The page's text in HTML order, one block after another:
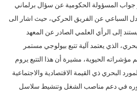
جواب المسؤولة الحكومية عن سؤال برلماني
السباعي عن الفريق الحركي، حيث اشار الى
إلى الرأي العلمي الصادر عن المعهد
الذي يعتمد آلية تتبع بيولوجي مستمر
مؤشراته الحيوية، مشيرة أن هذا التتبع يروم
البحري ذي القيمة الاقتصادية والاجتماعية
دوره في دعم مناصب الشغل وتنشيط سلاسل